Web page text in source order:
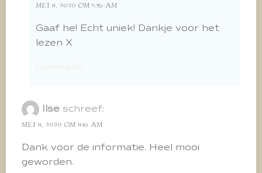
MEI 11, 2020 OM 9:56 AM
Gaaf he! Echt uniek! Dankje voor het
lezen X
beantwoorden
Ilse schreef:
MEI 11, 2020 OM 11:16 AM
Dank voor de informatie. Heel mooi
geworden.